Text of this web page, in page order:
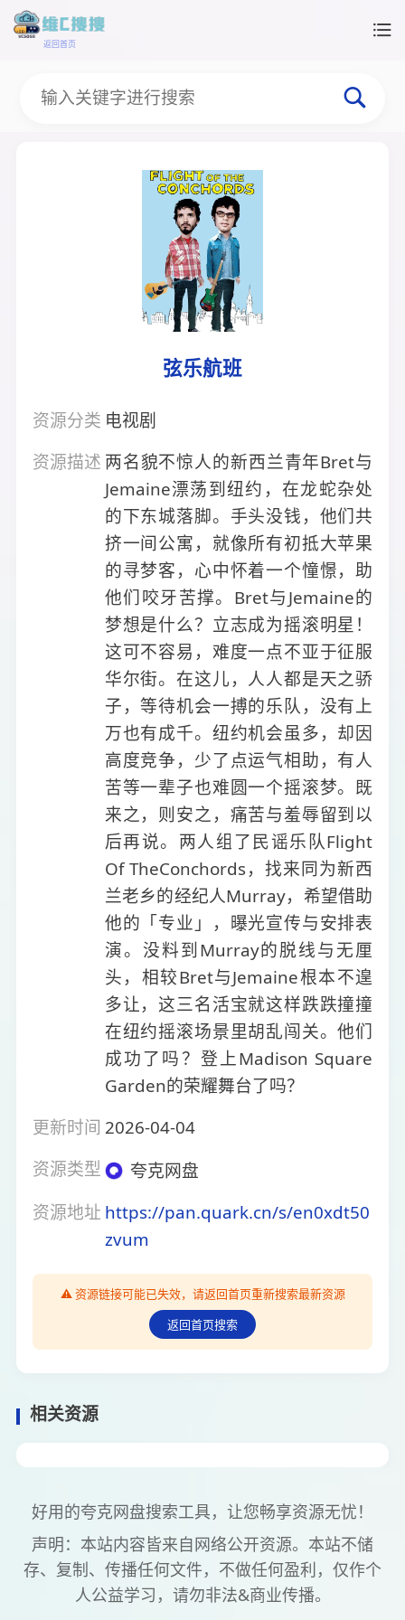
返回首页
弦乐航班
资源分类 电视剧
资源描述 两名貌不惊人的新西兰青年Bret与
Jemaine漂荡到纽约，在龙蛇杂处
的下东城落脚。手头没钱，他们共
挤一间公寓，就像所有初抵大苹果
的寻梦客，心中怀着一个憧憬，助
他们咬牙苦撑。Bret与Jemaine的
梦想是什么？立志成为摇滚明星！
这可不容易，难度一点不亚于征服
华尔街。在这儿，人人都是天之骄
子，等待机会一搏的乐队，没有上
万也有成千。纽约机会虽多，却因
高度竞争，少了点运气相助，有人
苦等一辈子也难圆一个摇滚梦。既
来之，则安之，痛苦与羞辱留到以
后再说。两人组了民谣乐队Flight
Of TheConchords，找来同为新西
兰老乡的经纪人Murray，希望借助
他的「专业」，曝光宣传与安排表
演。没料到Murray的脱线与无厘
头，相较Bret与Jemaine根本不遑
多让，这三名活宝就这样跌跌撞撞
在纽约摇滚场景里胡乱闯关。他们
成功了吗？登上Madison Square
Garden的荣耀舞台了吗？
更新时间 2026-04-04
资源类型
夸克网盘
资源地址 https://pan.quark.cn/s/en0xdt50
zvum
⚠️ 资源链接可能已失效，请返回首页重新搜索最新资源
返回首页搜索
相关资源
好用的夸克网盘搜索工具，让您畅享资源无忧！
声明：本站内容皆来自网络公开资源。本站不储
存、复制、传播任何文件，不做任何盈利，仅作个
人公益学习，请勿非法&商业传播。